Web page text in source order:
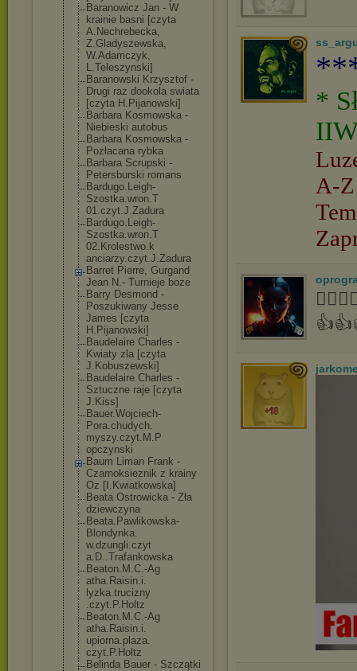
Baranowicz Jan - W
krainie basni [czyta
A.Nechrebecka,
Z.Gladyszewska,
W.Adamczyk,
L.Teleszynski]
Baranowski Krzysztof -
Drugi raz dookola swiata
[czyta H.Pijanowski]
Barbara Kosmowska -
Niebieski autobus
Barbara Kosmowska -
Pozłacana rybka
Barbara Scrupski -
Petersburski romans
Bardugo.Leigh-
Szostka.wron.T
01.czyt.J.Zadura
Bardugo.Leigh-
Szostka.wron.T
02.Krolestwo.k
anciarzy.czyt.J.Zadura
Barret Pierre, Gurgand
Jean N.- Turnieje boze
Barry Desmond -
Poszukiwany Jesse
James [czyta
H.Pijanowski]
Baudelaire Charles -
Kwiaty zla [czyta
J.Kobuszewski]
Baudelaire Charles -
Sztuczne raje [czyta
J.Kiss]
Bauer.Wojciech-
Pora.chudych.
myszy.czyt.M.P
opczynski
Baum Liman Frank -
Czarnoksieznik z krainy
Oz [I.Kwiatkowska]
Beata Ostrowicka - Zła
dziewczyna
Beata.Pawlikowska-
Blondynka.
w.dzungli.czyt
a.D..Trafankowska
Beaton.M.C.-Ag
atha.Raisin.i.
lyzka.trucizny
.czyt.P.Holtz
Beaton.M.C.-Ag
atha.Raisin.i.
upiorna.plaza.
czyt.P.Holtz
Belinda Bauer - Szczątki
*
A-